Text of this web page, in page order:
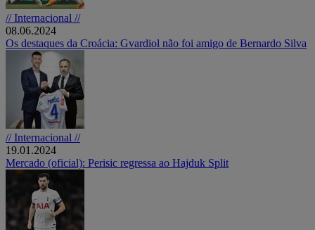
// Internacional //
08.06.2024
Os destaques da Croácia: Gvardiol não foi amigo de Bernardo Silva
// Internacional //
19.01.2024
Mercado (oficial): Perisic regressa ao Hajduk Split